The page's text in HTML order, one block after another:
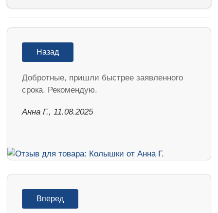
Назад
Добротные, пришли быстрее заявленного
срока. Рекомендую.
Анна Г., 11.08.2025
Вперед